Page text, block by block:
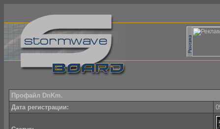
Профайл DnKm.
Дата регистрации: